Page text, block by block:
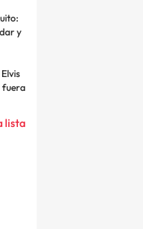
y
fuera
lista